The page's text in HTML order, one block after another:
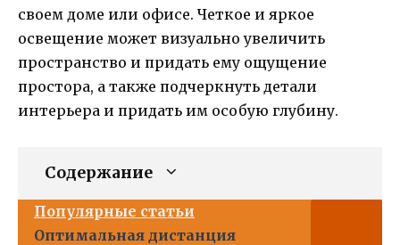
своем доме или офисе. Четкое и яркое
освещение может визуально увеличить
пространство и придать ему ощущение
простора, а также подчеркнуть детали
интерьера и придать им особую глубину.
Содержание
Популярные статьи
Оптимальная дистанция